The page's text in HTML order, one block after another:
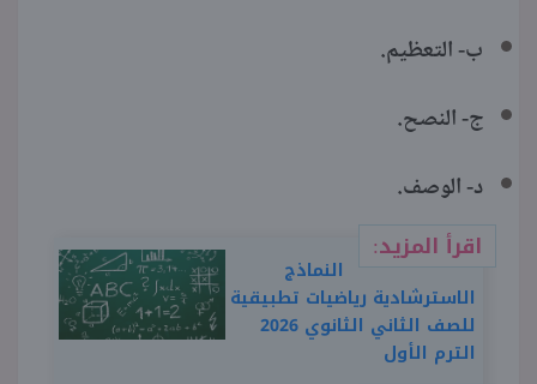
ب- التعظيم.
ج- النصح.
د- الوصف.
اقرأ المزيد:
النماذج
الاسترشادية رياضيات تطبيقية
للصف الثاني الثانوي 2026
الترم الأول